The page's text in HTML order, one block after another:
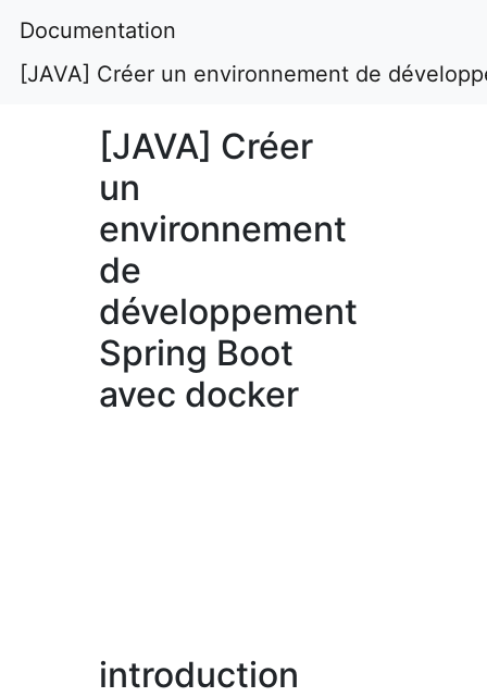
Documentation
[JAVA] Créer un environnement de
[JAVA] Créer
un
environnement
de
développement
Spring Boot
avec docker
introduction